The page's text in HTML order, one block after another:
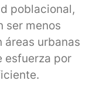
poblacional,
ser menos
urbanas
esfuerza por